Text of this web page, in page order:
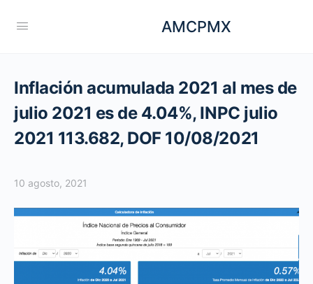
AMCPMX
Inflación acumulada 2021 al mes de
julio 2021 es de 4.04%, INPC julio
2021 113.682, DOF 10/08/2021
10 agosto, 2021